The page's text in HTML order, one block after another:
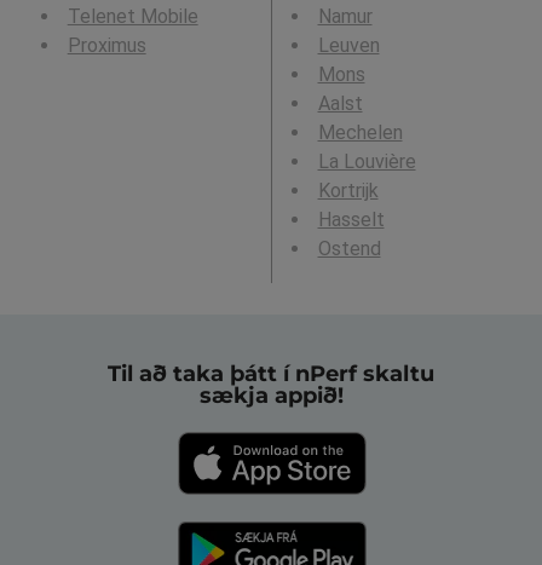
Telenet Mobile
Proximus
Namur
Leuven
Mons
Aalst
Mechelen
La Louvière
Kortrijk
Hasselt
Ostend
Til að taka þátt í nPerf skaltu
sækja appið!